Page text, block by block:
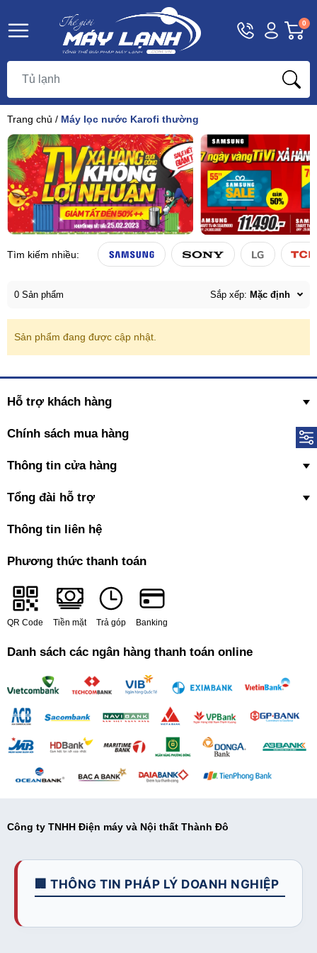
Hotline
1800
Tài
khoản
Khách
0
Trang chủ / Máy lọc nước Karofi thường
Tìm kiếm nhiều:
0 Sản phẩm Sắp xếp: Mặc định
Sản phẩm đang được cập nhật.
Hỗ trợ khách hàng
Chính sách mua hàng
Thông tin cửa hàng
Tổng đài hỗ trợ
Thông tin liên hệ
Phương thức thanh toán
QR Code Tiền mặt Trả góp Banking
Danh sách các ngân hàng thanh toán online
Công ty TNHH Điện máy và Nội thất Thành Đô
🏢 THÔNG TIN PHÁP LÝ DOANH NGHIỆP